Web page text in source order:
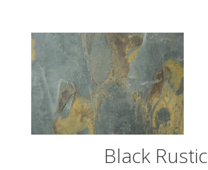
Black Rustic